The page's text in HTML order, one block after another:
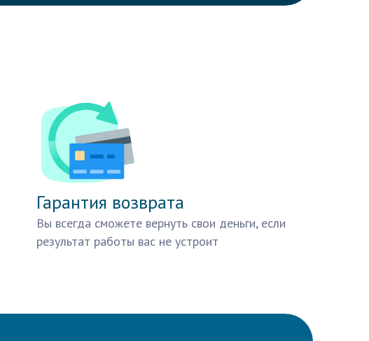
Гарантия возврата
Вы всегда сможете вернуть свои деньги, если
результат работы вас не устроит